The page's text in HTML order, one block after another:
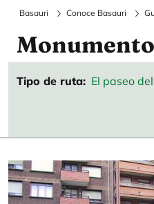
Basauri Conoce Basauri
Tipo de ruta El paseo